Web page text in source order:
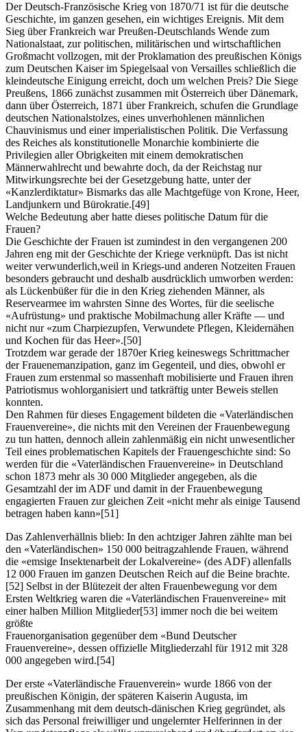
Der Deutsch-Französische Krieg von 1870/71 ist für die deutsche
Geschichte, im ganzen gesehen, ein wichtiges Ereignis. Mit dem
Sieg über Frankreich war Preußen-Deutschlands Wende zum
Nationalstaat, zur politischen, militärischen und wirtschaftlichen
Großmacht vollzogen, mit der Proklamation des preußischen Königs
zum Deutschen Kaiser im Spiegelsaal von Versailles schließlich die
kleindeutsche Einigung erreicht, doch um welchen Preis? Die Siege
Preußens, 1866 zunächst zusammen mit Österreich über Dänemark,
dann über Österreich, 1871 über Frankreich, schufen die Grundlage
deutschen Nationalstolzes, eines unverhohlenen männlichen
Chauvinismus und einer imperialistischen Politik. Die Verfassung
des Reiches als konstitutionelle Monarchie kombinierte die
Privilegien aller Obrigkeiten mit einem demokratischen
Männerwahlrecht und bewahrte doch, da der Reichstag nur
Mitwirkungsrechte bei der Gesetzgebung hatte, unter der
«Kanzlerdiktatur» Bismarks das alle Machtgefüge von Krone, Heer,
Landjunkern und Bürokratie.[49]
Welche Bedeutung aber hatte dieses politische Datum für die
Frauen?
Die Geschichte der Frauen ist zumindest in den vergangenen 200
Jahren eng mit der Geschichte der Kriege verknüpft. Das ist nicht
weiter verwunderlich,weil in Kriegs-und anderen Notzeiten Frauen
besonders gebraucht und deshalb ausdrücklich umworben werden:
als Lückenbüßer für die in den Krieg ziehenden Männer, als
Reservearmee im wahrsten Sinne des Wortes, für die seelische
«Aufrüstung» und praktische Mobilmachung aller Kräfte — und
nicht nur «zum Charpiezupfen, Verwundete Pflegen, Kleidernähen
und Kochen für das Heer».[50]
Trotzdem war gerade der 1870er Krieg keineswegs Schrittmacher
der Frauenemanzipation, ganz im Gegenteil, und dies, obwohl er
Frauen zum erstenmal so massenhaft mobilisierte und Frauen ihren
Patriotismus wohlorganisiert und tatkräftig unter Beweis stellen
konnten.
Den Rahmen für dieses Engagement bildeten die «Vaterländischen
Frauenvereine», die nichts mit den Vereinen der Frauenbewegung
zu tun hatten, dennoch allein zahlenmäßig ein nicht unwesentlicher
Teil eines problematischen Kapitels der Frauengeschichte sind: So
werden für die «Vaterländischen Frauenvereine» in Deutschland
schon 1873 mehr als 30 000 Mitglieder angegeben, als die
Gesamtzahl der im ADF und damit in der Frauenbewegung
engagierten Frauen zur gleichen Zeit «nicht mehr als einige Tausend
betragen haben kann»[51]
Das Zahlenverhällnis blieb: In den achtziger Jahren zählte man bei
den «Vaterländischen» 150 000 beitragzahlende Frauen, während
die «emsige Insektenarbeit der Lokalvereine» (des ADF) allenfalls
12 000 Frauen im ganzen Deutschen Reich auf die Beine brachte.
[52] Selbst in der Blütezeit der alten Frauenbewegung vor dem
Ersten Weltkrieg waren die «Vaterländischen Frauenvereine» mit
einer halben Million Mitglieder[53] immer noch die bei weitem
größte
Frauenorganisation gegenüber dem «Bund Deutscher
Frauenvereine», dessen offizielle Mitgliederzahl für 1912 mit 328
000 angegeben wird.[54]
Der erste «Vaterländische Frauenverein» wurde 1866 von der
preußischen Königin, der späteren Kaiserin Augusta, im
Zusammenhang mit dem deutsch-dänischen Krieg gegründet, als
sich das Personal freiwilliger und ungelernter Helferinnen in der